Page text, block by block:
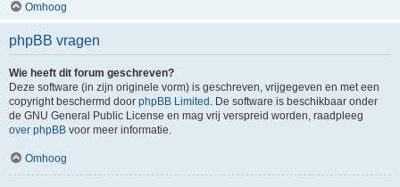
Omhoog
phpBB vragen
Wie heeft dit forum geschreven?
Deze software (in zijn originele vorm) is geschreven, vrijgegeven en met een
copyright beschermd door phpBB Limited . De software is beschikbaar onder
de GNU General Public License en mag vrij verspreid worden, raadpleeg
over phpBB voor meer informatie.
Omhoog